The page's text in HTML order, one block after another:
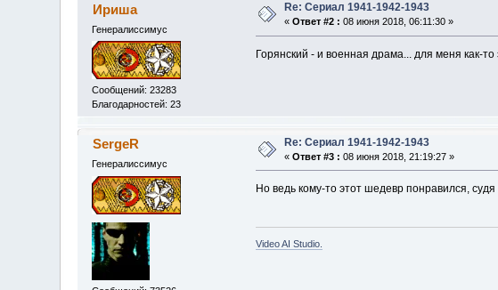
Ириша
Генералиссимус
Сообщений: 23283
Благодарностей: 23
Re: Сериал 1941-1942-1943
«Ответ #2 : 08 июня 2018, 06:11:30 »
Горянский - и военная драма... для меня как-
SergeR
Генералиссимус
Re: Сериал 1941-1942-1943
«Ответ #3 : 08 июня 2018, 21:19:27 »
Но ведь кому-то этот шедевр понравился,
Video AI Studio.